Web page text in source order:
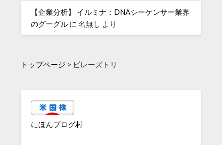
【企業分析】 イルミナ：DNAシーケンサー業界
のグーグル に名無し より
トップページ > ビレーズトリ
にほんブログ村